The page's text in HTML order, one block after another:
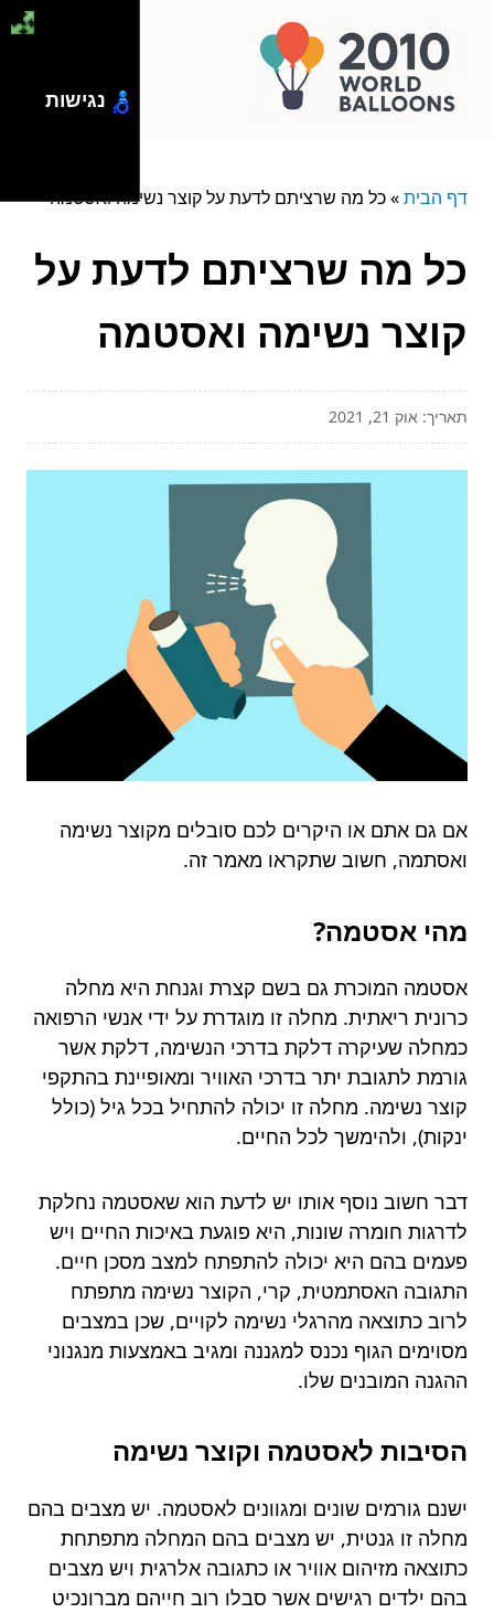
דף הבית»כל מה שרציתם לדעת על קוצר נשימה ואסטמה
כל מה שרציתם לדעת על
קוצר נשימה ואסטמה
תאריך: אוק 21, 2021
אם גם אתם או היקרים לכם סובלים מקוצר נשימה
ואסתמה, חשוב שתקראו מאמר זה.
מהי אסטמה?
אסטמה המוכרת גם בשם קצרת וגנחת היא מחלה
כרונית ריאתית. מחלה זו מוגדרת על ידי אנשי הרפואה
כמחלה שעיקרה דלקת בדרכי הנשימה, דלקת אשר
גורמת לתגובת יתר בדרכי האוויר ומאופיינת בהתקפי
קוצר נשימה. מחלה זו יכולה להתחיל בכל גיל (כולל
ינקות), ולהימשך לכל החיים.
דבר חשוב נוסף אותו יש לדעת הוא שאסטמה נחלקת
לדרגות חומרה שונות, היא פוגעת באיכות החיים ויש
פעמים בהם היא יכולה להתפתח למצב מסכן חיים.
התגובה האסתמטית, קרי, הקוצר נשימה מתפתח
לרוב כתוצאה מהרגלי נשימה לקויים, שכן במצבים
מסוימים הגוף נכנס למגננה ומגיב באמצעות מנגנוני
ההגנה המובנים שלו.
הסיבות לאסטמה וקוצר נשימה
ישנם גורמים שונים ומגוונים לאסטמה. יש מצבים בהם
מחלה זו גנטית, יש מצבים בהם המחלה מתפתחת
כתוצאה מזיהום אוויר או כתגובה אלרגית ויש מצבים
בהם ילדים רגישים אשר סבלו רוב חייהם מברונכיט
נגישות